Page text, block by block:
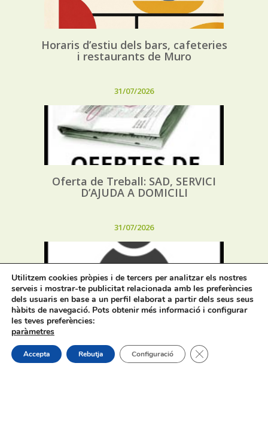
Horaris d’estiu dels bars, cafeteries
i restaurants de Muro
31/07/2026
Oferta de Treball: SAD, SERVICI
D’AJUDA A DOMICILI
31/07/2026
Procés selectiu 1 plaça tècnic/a de
joventut – torn lliure – oposició
Utilitzem cookies pròpies i de tercers per analitzar els nostres
serveis i mostrar-te publicitat relacionada amb les preferències
dels usuaris en base a un perfil elaborat a partir dels seus seus
hàbits de navegació. Pots obtenir més informació i configurar
les teves preferències:
paràmetres
Accepta Rebutja Configuració Tanca el bàner de